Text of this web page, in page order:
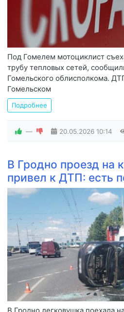
Под Гомелем мотоциклист
трубу тепловых сетей,
Гомельского облисполкома.
Гомельском
Подробнее
— 20.05.2026 10:14
В Гродно проезд на
привел к ДТП: есть